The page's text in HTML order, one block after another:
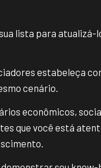
lista para atualizá-
estabeleça
cenário.
econômicos,
que você está